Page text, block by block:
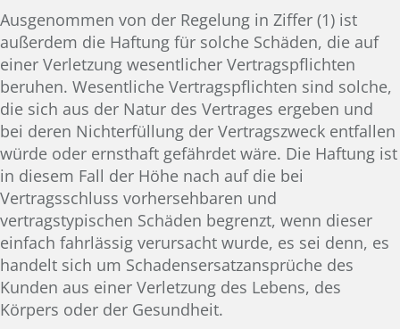
Ausgenommen von der Regelung in Ziffer (1) ist
außerdem die Haftung für solche Schäden, die auf
einer Verletzung wesentlicher Vertragspflichten
beruhen. Wesentliche Vertragspflichten sind solche,
die sich aus der Natur des Vertrages ergeben und
bei deren Nichterfüllung der Vertragszweck entfallen
würde oder ernsthaft gefährdet wäre. Die Haftung ist
in diesem Fall der Höhe nach auf die bei
Vertragsschluss vorhersehbaren und
vertragstypischen Schäden begrenzt, wenn dieser
einfach fahrlässig verursacht wurde, es sei denn, es
handelt sich um Schadensersatzansprüche des
Kunden aus einer Verletzung des Lebens, des
Körpers oder der Gesundheit.